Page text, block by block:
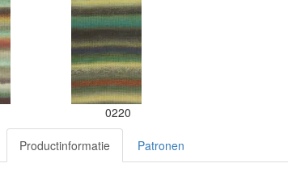
0220
Productinformatie Patronen